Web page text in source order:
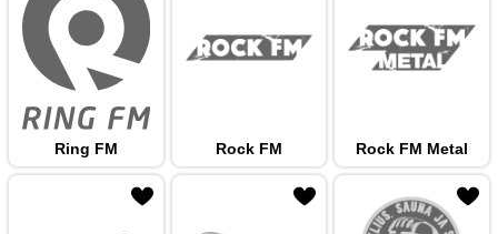
Ring FM Rock FM Rock FM Metal